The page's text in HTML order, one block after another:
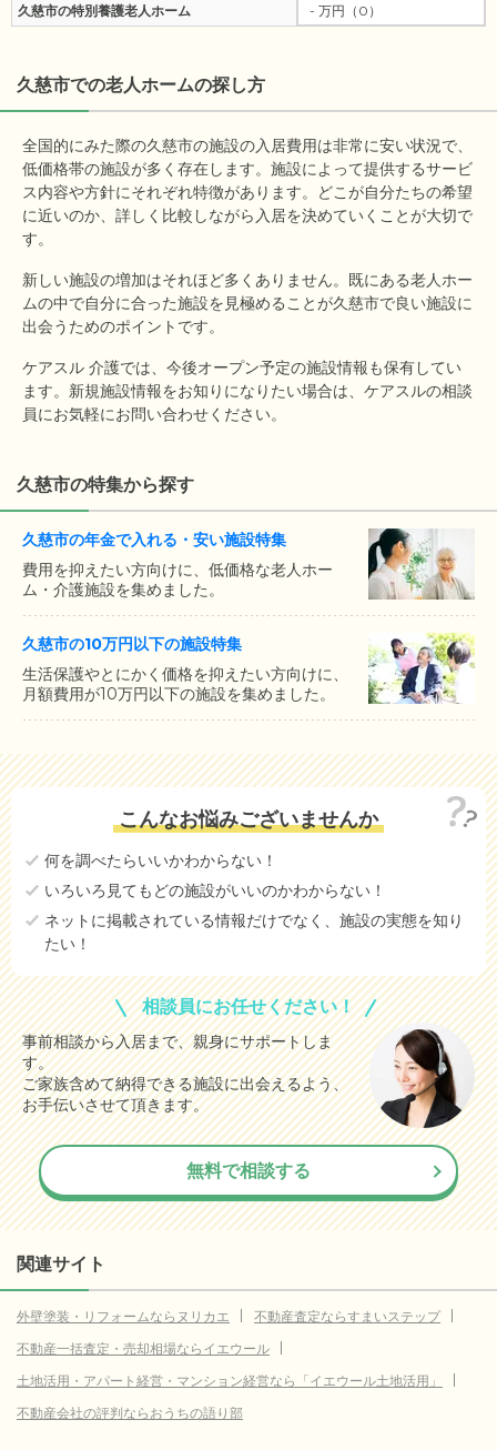
久慈市の特別養護老人ホーム
- 万円（0）
久慈市での老人ホームの探し方
全国的にみた際の久慈市の施設の入居費用は非常に安い状況で、
低価格帯の施設が多く存在します。施設によって提供するサービ
ス内容や方針にそれぞれ特徴があります。どこが自分たちの希望
に近いのか、詳しく比較しながら入居を決めていくことが大切で
す。
新しい施設の増加はそれほど多くありません。既にある老人ホー
ムの中で自分に合った施設を見極めることが久慈市で良い施設に
出会うためのポイントです。
ケアスル 介護では、今後オープン予定の施設情報も保有してい
ます。新規施設情報をお知りになりたい場合は、ケアスルの相談
員にお気軽にお問い合わせください。
久慈市の特集から探す
久慈市の年金で入れる・安い施設特集
費用を抑えたい方向けに、低価格な老人ホー
ム・介護施設を集めました。
久慈市の10万円以下の施設特集
生活保護やとにかく価格を抑えたい方向けに、
月額費用が10万円以下の施設を集めました。
こんなお悩みございませんか
何を調べたらいいかわからない！
いろいろ見てもどの施設がいいのかわからない！
ネットに掲載されている情報だけでなく、施設の実態を知り
たい！
相談員にお任せください！
事前相談から入居まで、親身にサポートしま
す。
ご家族含めて納得できる施設に出会えるよう、
お手伝いさせて頂きます。
無料で相談する
関連サイト
外壁塗装・リフォームならヌリカエ
不動産査定ならすまいステップ
不動産一括査定・売却相場ならイエウール
土地活用・アパート経営・マンション経営なら「イエウール土地活用」
不動産会社の評判ならおうちの語り部